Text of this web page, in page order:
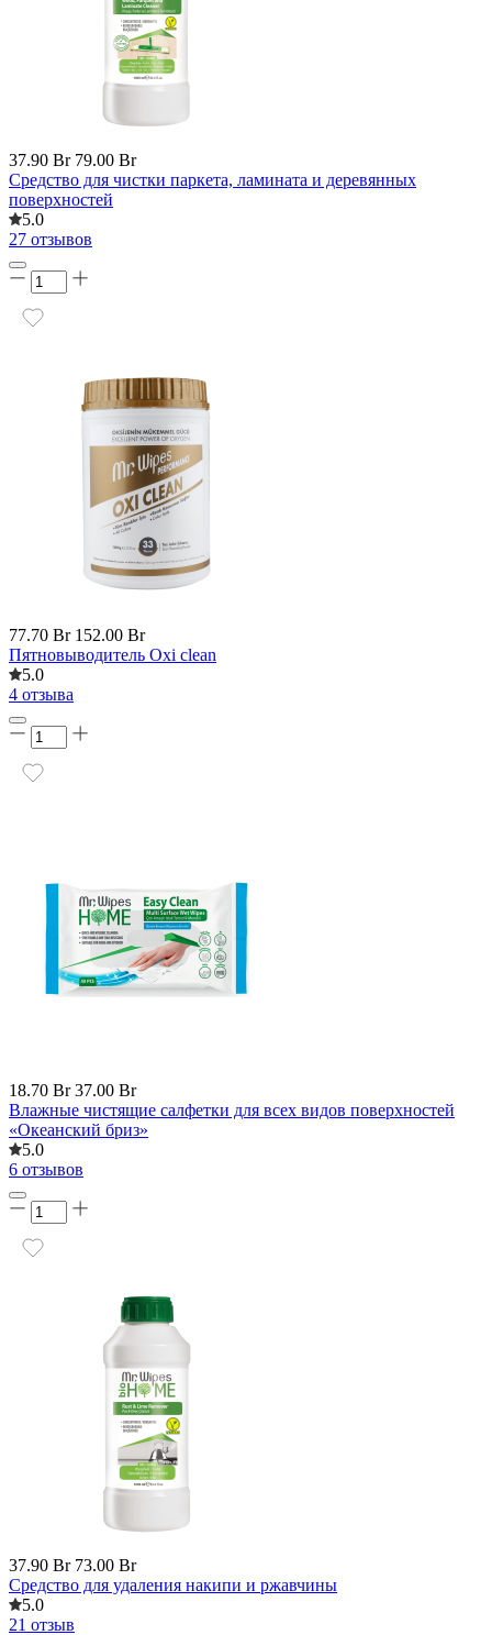
37.90 Br 79.00 Br
Средство для чистки паркета, ламината и деревянных
поверхностей
5.0
27 отзывов
77.70 Br 152.00 Br
Пятновыводитель Oxi clean
5.0
4 отзыва
18.70 Br 37.00 Br
Влажные чистящие салфетки для всех видов поверхностей
«Океанский бриз»
5.0
6 отзывов
37.90 Br 73.00 Br
Средство для удаления накипи и ржавчины
5.0
21 отзыв